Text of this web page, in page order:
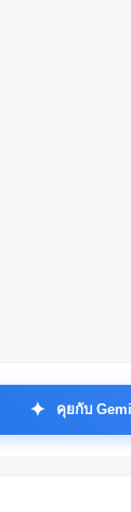
✦ คุยกับ